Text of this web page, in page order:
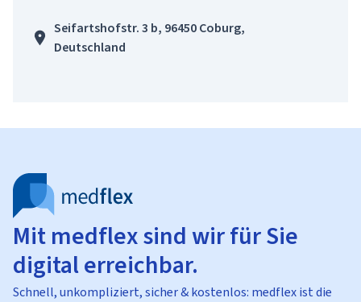
Seifartshofstr. 3 b, 96450 Coburg,
Deutschland
Mit medflex sind wir für Sie
digital erreichbar.
Schnell, unkompliziert, sicher & kostenlos: medflex ist die